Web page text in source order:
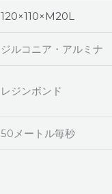
120×110×M20L
ジルコニア・アルミナ
レジンボンド
50メートル毎秒